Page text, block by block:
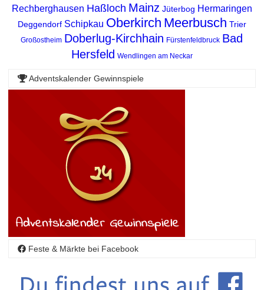
Rechberghausen Haßloch Mainz Jüterbog Hermaringen
Deggendorf Schipkau Oberkirch Meerbusch Trier
Großostheim Doberlug-Kirchhain Fürstenfeldbruck Bad
Hersfeld Wendlingen am Neckar
Adventskalender Gewinnspiele
Feste & Märkte bei Facebook